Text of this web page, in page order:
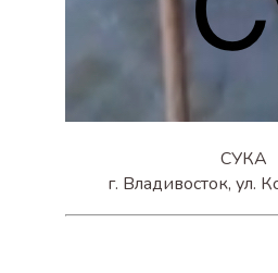
СУКА
г. Владивосток, ул.